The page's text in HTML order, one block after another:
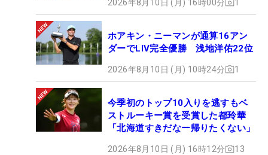
2026年8月10日 (月) 16時00分 1
ホアキン・ニーマンが通算16アン
ダーでLIV完全優勝 浅地洋佑22位
2026年8月10日 (月) 10時24分 1
今季初のトップ10入りを逃すもベ
ストルーキー賞を受賞した都玲華
「北海道すきだなー帰りたくない」
2026年8月10日 (月) 16時12分 13